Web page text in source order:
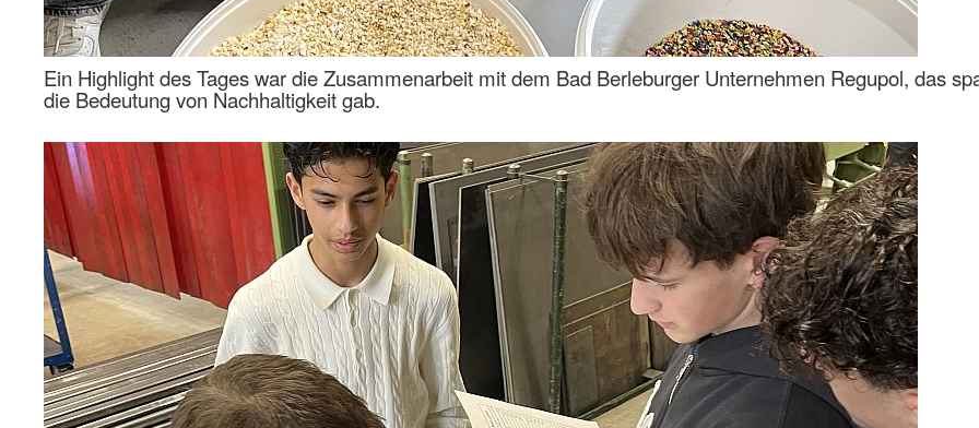
Ein Highlight des Tages war die Zusammenarbeit mit dem Bad Berleburger Unternehmen Regupol, das
die Bedeutung von Nachhaltigkeit gab.